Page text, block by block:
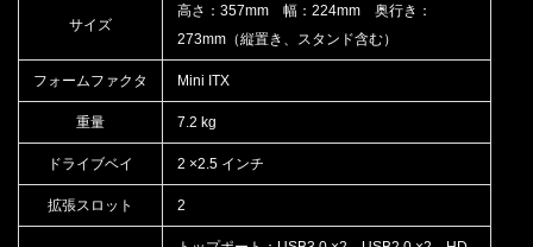
サイズ
高さ：357mm 幅：224mm 奥行き：
273mm（縦置き、スタンド含む）
フォームファクタ Mini ITX
重量 7.2 kg
ドライブベイ 2 ×2.5 インチ
拡張スロット 2